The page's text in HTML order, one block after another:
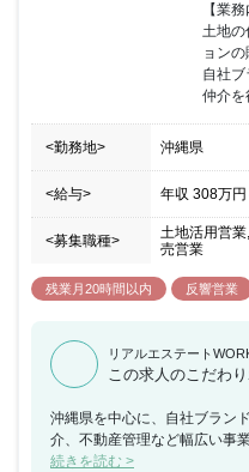
【業務
土地の
ョン
自社
仲介を
<勤務地> 沖縄県
<給与> 年収 308万円
<募集職種>
土地活用営
売営業
残業月20時間以内 反響営業
リアルエステート
この求人のこだわ
沖縄県を中心に、自社ブラン
介、不動産管理など幅広い事
の設立以来20年以上にわたり
続きを読む >